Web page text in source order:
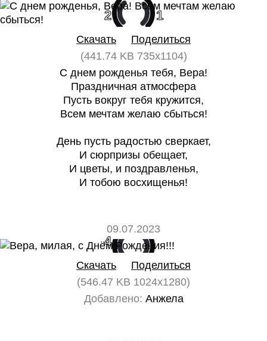
2 1
Скачать
Поделиться
(441.74 KB 735x1104)
С днем рожденья тебя, Вера!
Праздничная атмосфера
Пусть вокруг тебя кружится,
Всем мечтам желаю сбыться!
День пусть радостью сверкает,
И сюрпризы обещает,
И цветы, и поздравленья,
И тобою восхищенья!
09.07.2023
4 0
Скачать
Поделиться
(546.47 KB 1024x1280)
Добавлено: Анжела